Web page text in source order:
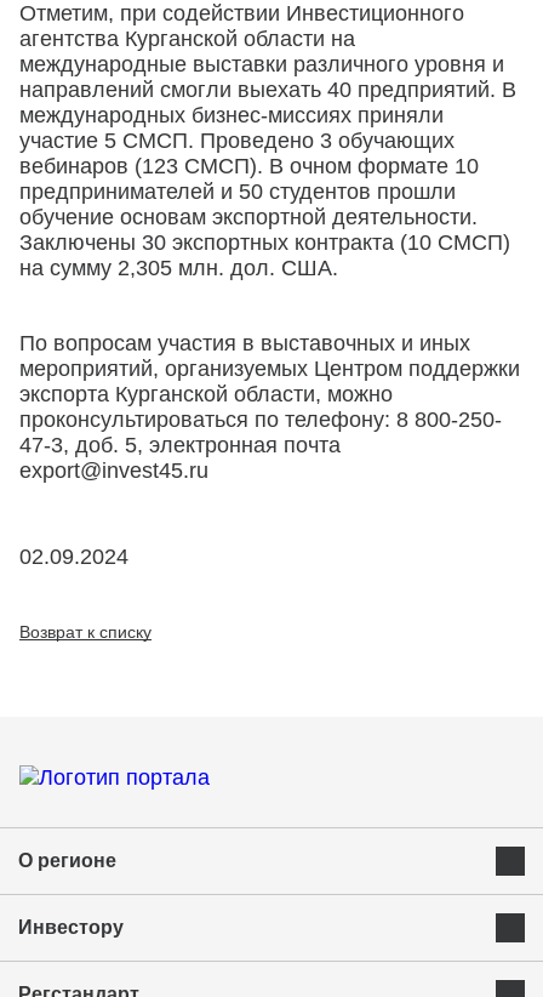
Отметим, при содействии Инвестиционного
агентства Курганской области на
международные выставки различного уровня и
направлений смогли выехать 40 предприятий. В
международных бизнес-миссиях приняли
участие 5 СМСП. Проведено 3 обучающих
вебинаров (123 СМСП). В очном формате 10
предпринимателей и 50 студентов прошли
обучение основам экспортной деятельности.
Заключены 30 экспортных контракта (10 СМСП)
на сумму 2,305 млн. дол. США.
По вопросам участия в выставочных и иных
мероприятий, организуемых Центром поддержки
экспорта Курганской области, можно
проконсультироваться по телефону: 8 800-250-
47-3, доб. 5, электронная почта
export@invest45.ru
02.09.2024
Возврат к списку
О регионе
Экономика и ресурсы
Успешные бренды Курганской области
Инвестору